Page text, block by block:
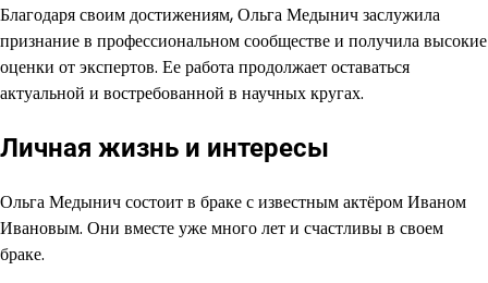
Благодаря своим достижениям, Ольга Медынич заслужила
признание в профессиональном сообществе и получила высокие
оценки от экспертов. Ее работа продолжает оставаться
актуальной и востребованной в научных кругах.
Личная жизнь и интересы
Ольга Медынич состоит в браке с известным актёром Иваном
Ивановым. Они вместе уже много лет и счастливы в своем
браке.